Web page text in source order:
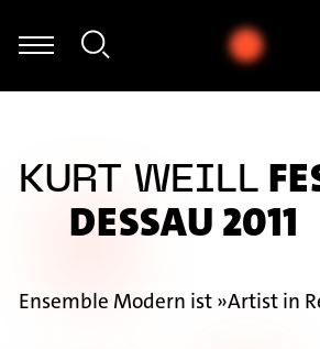
Jacobs-Perkins - Hannah Ishizaki:
KURT WEILL
DESSAU 2011
Ensemble Modern ist »Artist in